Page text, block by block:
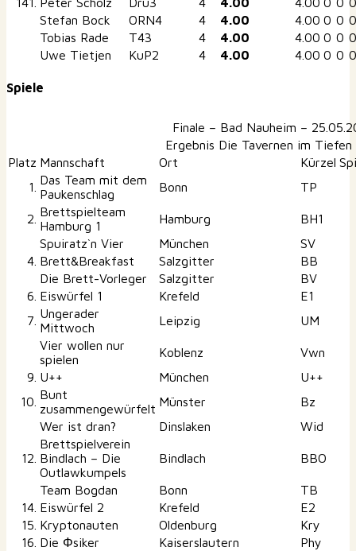
Stefan Bock
ORN4 4 4.00 4.00 0 0 0
Tobias Rade
T43 4 4.00 4.00 0 0 0
Uwe Tietjen
KuP2 4 4.00 4.00 0 0 0
Spiele
Finale – Bad Nauheim –
Ergebnis Die Tavernen im Tiefen
Platz Mannschaft Ort Kürzel
1. Das Team mit dem
Paukenschlag
Bonn TP
2. Brettspielteam
Hamburg 1
Hamburg
BH1
Spuiratz`n Vier
München
SV
4. Brett&Breakfast Salzgitter
BB
Die Brett-Vorleger
Salzgitter
BV
6. Eiswürfel 1 Krefeld
E1
7. Ungerader
Mittwoch
Leipzig
UM
Vier wollen nur
spielen
Koblenz
Vwn
9. U++ München
U++
10. Bunt
zusammengewürfelt Münster
Bz
Wer ist dran?
Dinslaken Wid
12.
Brettspielverein
Bindlach – Die
Outlawkumpels
Bindlach BBO
Team Bogdan Bonn
TB
14. Eiswürfel 2 Krefeld
E2
15. Kryptonauten Oldenburg
Kry
16. Die Φsiker Kaiserslautern
Phy